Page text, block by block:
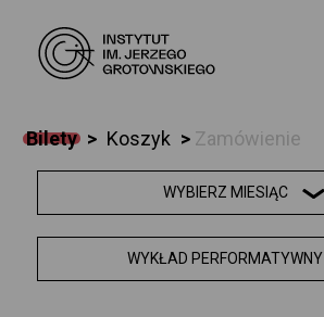
O NAS
KALENDARIUM
WARSZTATY
Bilety > Koszyk > Zamówienie
WYBIERZ MIESIĄC
WYKŁAD PERFORMATYWNY